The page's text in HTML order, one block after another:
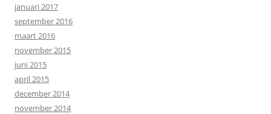
januari 2017
september 2016
maart 2016
november 2015
juni 2015
april 2015
december 2014
november 2014